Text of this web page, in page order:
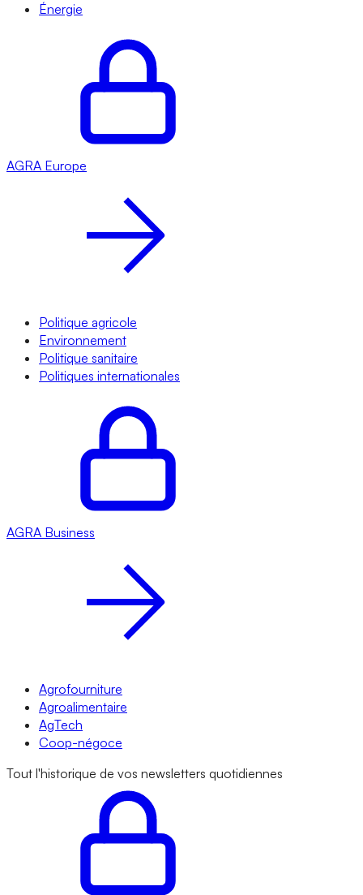
Énergie
AGRA Europe
Politique agricole
Environnement
Politique sanitaire
Politiques internationales
AGRA Business
Agrofourniture
Agroalimentaire
AgTech
Coop-négoce
Tout l'historique de vos newsletters quotidiennes